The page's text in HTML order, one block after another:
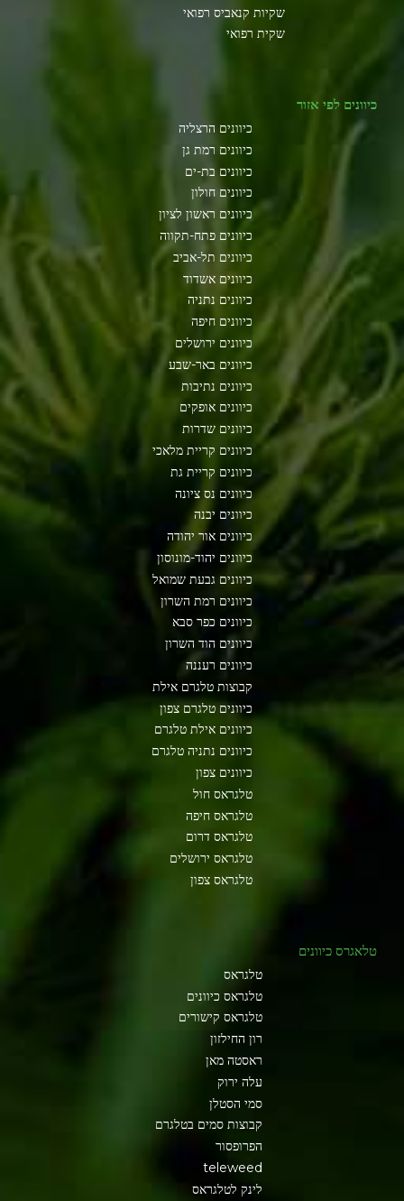
שקיות קנאביס רפואי
שקית רפואי
כיוונים לפי אזור
כיוונים הרצליה
כיוונים רמת גן
כיוונים בת-ים
כיוונים חולון
כיוונים ראשון לציון
כיוונים פתח-תקווה
כיוונים תל-אביב
כיוונים אשדוד
כיוונים נתניה
כיוונים חיפה
כיוונים ירושלים
כיוונים באר-שבע
כיוונים נתיבות
כיוונים אופקים
כיוונים שדרות
כיוונים קריית מלאכי
כיוונים קריית גת
כיוונים נס ציונה
כיוונים יבנה
כיוונים אור יהודה
כיוונים יהוד-מונוסון
כיוונים גבעת שמואל
כיוונים רמת השרון
כיוונים כפר סבא
כיוונים הוד השרון
כיוונים רעננה
קבוצות טלגרם אילת
כיוונים טלגרם צפון
כיוונים אילת טלגרם
כיוונים נתניה טלגרם
כיוונים צפון
טלגראס חול
טלגראס חיפה
טלגראס דרום
טלגראס ירושלים
טלגראס צפון
טלאגרס כיוונים
טלגראס
טלגראס כיוונים
טלגראס קישורים
רון החילזון
ראסטה מאן
עלה ירוק
סמי הסטלן
קבוצות סמים בטלגרם
הפרופסור
teleweed
לינק לטלגראס